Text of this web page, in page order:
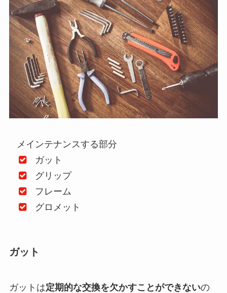
メインテナンスする部分
ガット
グリップ
フレーム
グロメット
ガット
ガットは定期的な交換を欠かすことができないの